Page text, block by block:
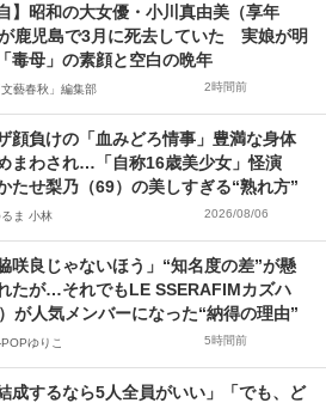
自】昭和の大女優・小川真由美（享年
鹿児島で3月に死去していた 実娘が明
毒母」の素顔と空白の晩年
文藝春秋」編集部 2時間前
顔負けの「血みどろ情事」豊満な身体
まわされ…「自称16歳美少女」怪演
たせ梨乃（69）の美しすぎる“熟れ方”
ま 小林 2026/08/06
脇咲良じゃないほう」“知名度の差”が懸
たが…それでもLE SSERAFIMカズハ
）が人気メンバーになった“納得の理由”
ゆりこ 5時間前
結成するなら5人全員がいい」「でも、ど